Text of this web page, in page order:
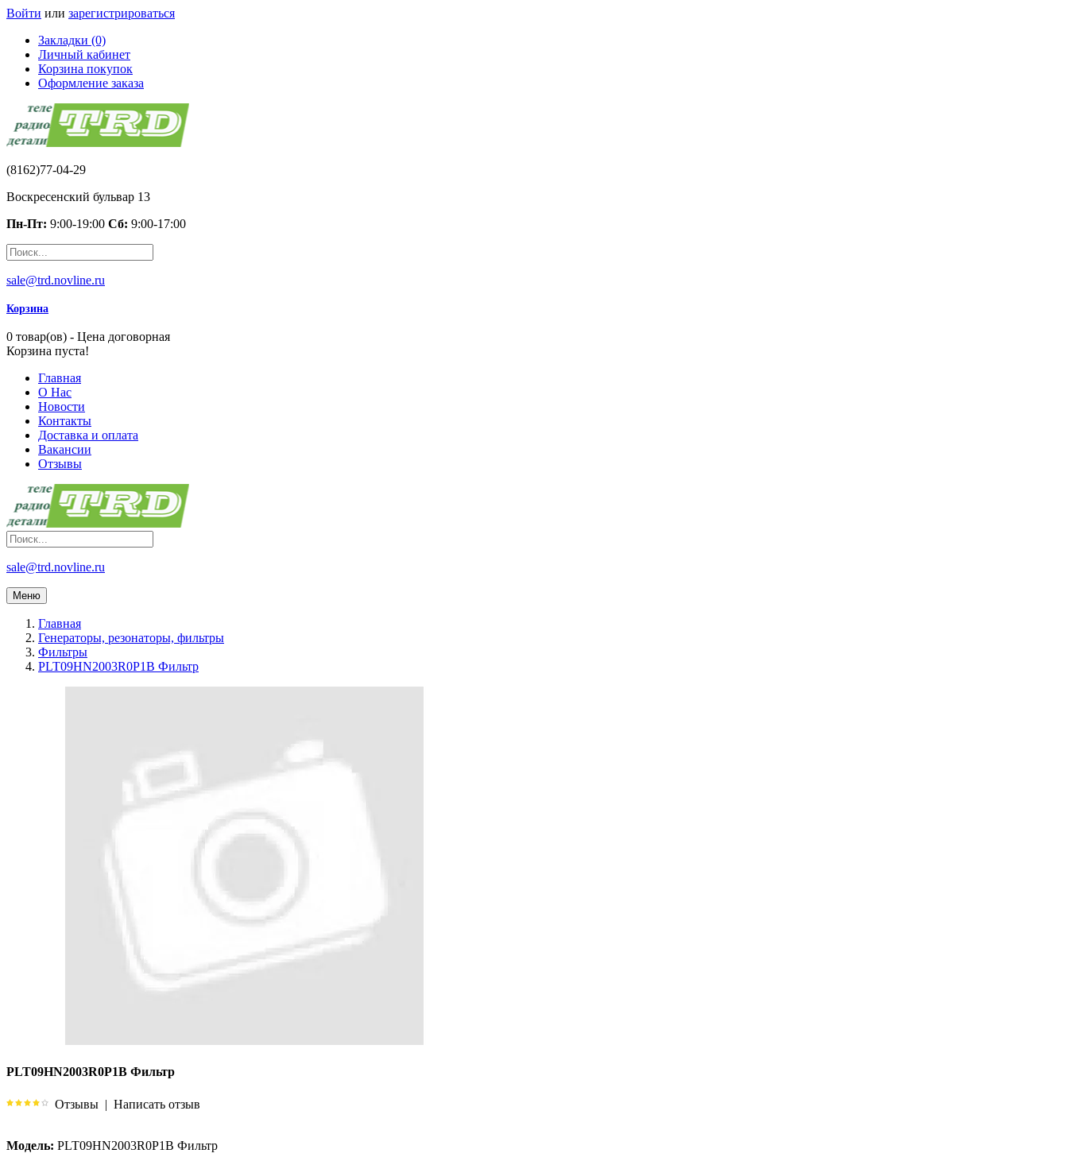
Войти или зарегистрироваться
Закладки (0)
Личный кабинет
Корзина покупок
Оформление заказа
(8162)77-04-29
Воскресенский бульвар 13
Пн-Пт: 9:00-19:00 Сб: 9:00-17:00
sale@trd.novline.ru
Корзина
0 товар(ов) - Цена договорная
Корзина пуста!
Главная
О Нас
Новости
Контакты
Доставка и оплата
Вакансии
Отзывы
sale@trd.novline.ru
Меню
Главная
Генераторы, резонаторы, фильтры
Фильтры
PLT09HN2003R0P1B Фильтр
PLT09HN2003R0P1B Фильтр
Отзывы | Написать отзыв
Модель: PLT09HN2003R0P1B Фильтр